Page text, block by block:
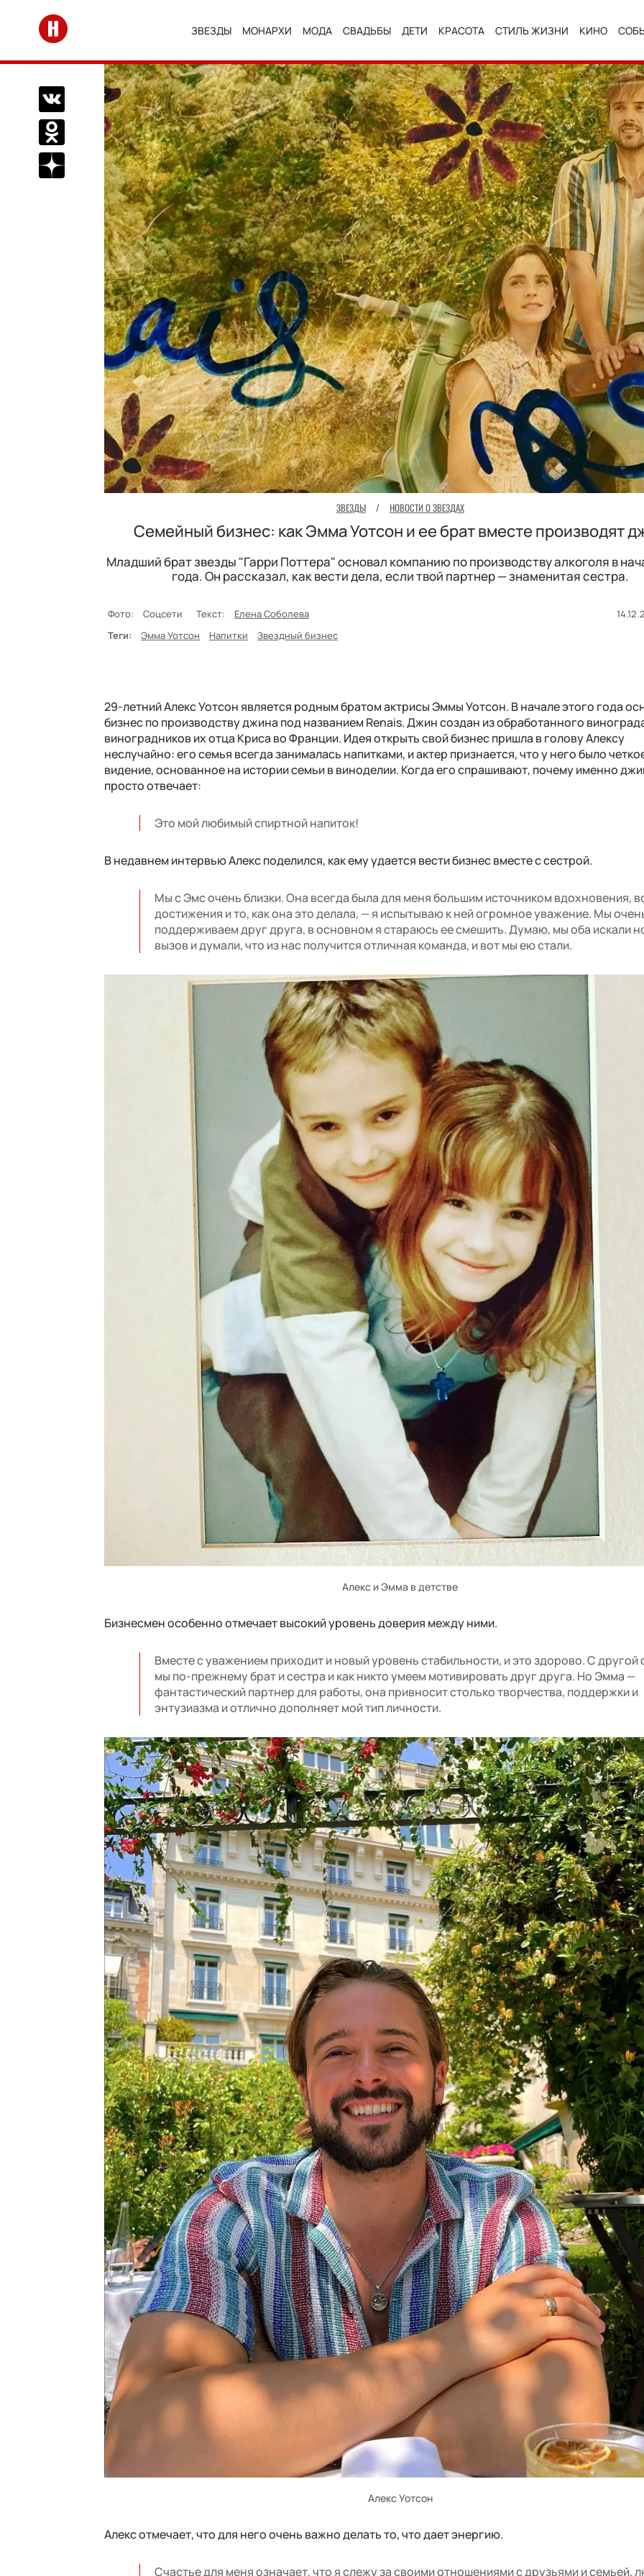
Перейти на главную
ЗВЕЗДЫ МОНАРХИ МОДА СВАДЬБЫ ДЕТИ КРАСОТА СТИЛЬ ЖИЗНИ КИНО
Поделиться Вконтакте
Поделиться в Одноклассниках
Подписаться на нас в Дзен
ЗВЕЗДЫ / НОВОСТИ О ЗВЕЗДАХ
Семейный бизнес: как Эмма Уотсон и ее брат вместе производят
Младший брат звезды "Гарри Поттера" основал компанию по производству алкоголя в
года. Он рассказал, как вести дела, если твой партнер — знаменитая сестра.
Фото: Соцсети Текст: Елена Соболева
Теги:
Эмма Уотсон Напитки Звездный бизнес
29-летний Алекс Уотсон является родным братом актрисы Эммы Уотсон. В начале этого года
бизнес по производству джина под названием Renais. Джин создан из обработанного
виноградников их отца Криса во Франции. Идея открыть свой бизнес пришла в голову Алексу
неслучайно: его семья всегда занималась напитками, и актер признается, что у него было
видение, основанное на истории семьи в виноделии. Когда его спрашивают, почему именно
просто отвечает:
Это мой любимый спиртной напиток!
В недавнем интервью Алекс поделился, как ему удается вести бизнес вместе с сестрой.
Мы с Эмс очень близки. Она всегда была для меня большим источником вдохновения,
достижения и то, как она это делала, — я испытываю к ней огромное уважение. Мы
поддерживаем друг друга, в основном я стараюсь ее смешить. Думаю, мы оба искали
вызов и думали, что из нас получится отличная команда, и вот мы ею стали.
Алекс и Эмма в детстве
Бизнесмен особенно отмечает высокий уровень доверия между ними.
Вместе с уважением приходит и новый уровень стабильности, и это здорово. С другой
мы по-прежнему брат и сестра и как никто умеем мотивировать друг друга. Но Эмма —
фантастический партнер для работы, она привносит столько творчества, поддержки и
энтузиазма и отлично дополняет мой тип личности.
Алекс Уотсон
Алекс отмечает, что для него очень важно делать то, что дает энергию.
Счастье для меня означает, что я слежу за своими отношениями с друзьями и семьей,